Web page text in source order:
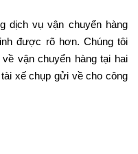
dịch vụ vận chuyển hàng
được rõ hơn. Chúng tôi
vận chuyển hàng tại hai
xế chụp gửi về cho công